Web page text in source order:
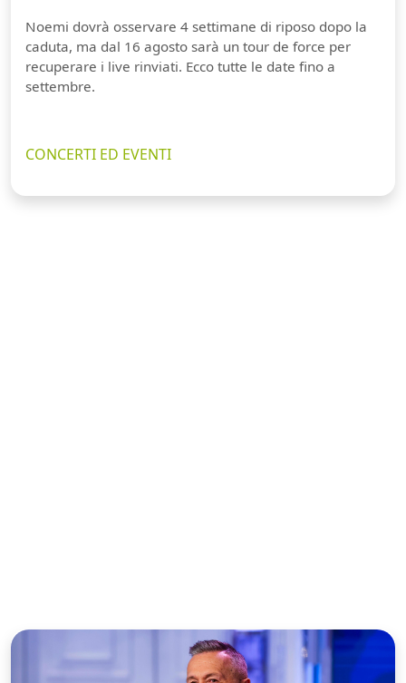
Noemi dovrà osservare 4 settimane di riposo dopo la
caduta, ma dal 16 agosto sarà un tour de force per
recuperare i live rinviati. Ecco tutte le date fino a
settembre.
CONCERTI ED EVENTI